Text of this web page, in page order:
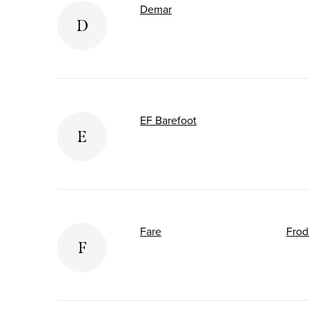
D
Demar
E
EF Barefoot
F
Fare